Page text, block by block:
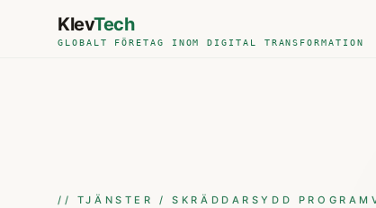
KlevTech
GLOBALT FÖRETAG INOM DIGITAL TRANSFORMATION
// TJÄNSTER / SKRÄDDARSYDD